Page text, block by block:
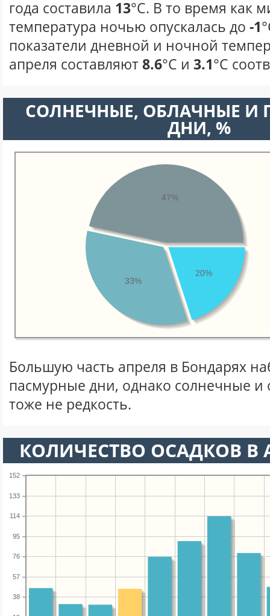
года составила 13°С. В то время как
температура ночью опускалась до -1
показатели дневной и ночной
апреля составляют8.6°С и 3.1°С
CОЛНЕЧНЫЕ, ОБЛАЧНЫЕ И
ДНИ, %
20%
33%
47%
Большую часть апреля в Бондарях
пасмурные дни, однако солнечные
тоже не редкость.
КОЛИЧЕСТВО ОСАДКОВ В
38
57
76
95
114
133
152